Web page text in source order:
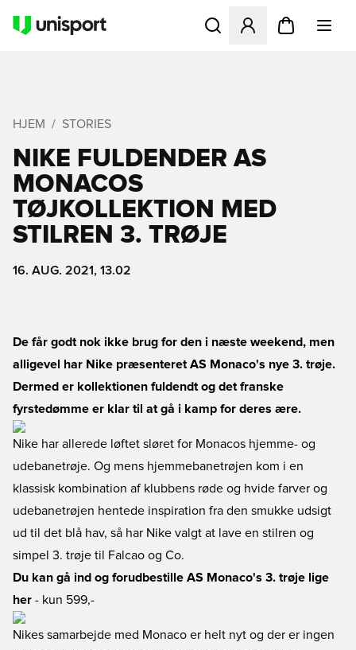
Åbner en Modal til at
HJEM STORIES
NIKE FULDENDER AS
MONACOS
TØJKOLLEKTION MED
STILREN 3. TRØJE
16. AUG. 2021, 13.02
De får godt nok ikke brug for den i næste weekend, men
alligevel har Nike præsenteret AS Monaco's nye 3. trøje.
Dermed er kollektionen fuldendt og det franske
fyrstedømme er klar til at gå i kamp for deres ære.
Nike har allerede løftet sløret for Monacos hjemme- og
udebanetrøje. Og mens hjemmebanetrøjen kom i en
klassisk kombination af klubbens røde og hvide farver og
udebanetrøjen hentede inspiration fra den smukke udsigt
ud til det blå hav, så har Nike valgt at lave en stilren og
simpel 3. trøje til Falcao og Co.
Du kan gå ind og forudbestille AS Monaco's 3. trøje lige
her - kun 599,-
Nikes samarbejde med Monaco er helt nyt og der er ingen